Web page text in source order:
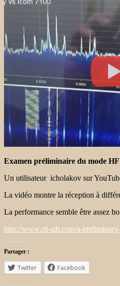
Examen préliminaire du mode
Un utilisateur icholakov sur
La vidéo montre la réception à
La performance semble être assez
http://www.rtl-sdr.com/a-
Partager :
Twitter Facebook